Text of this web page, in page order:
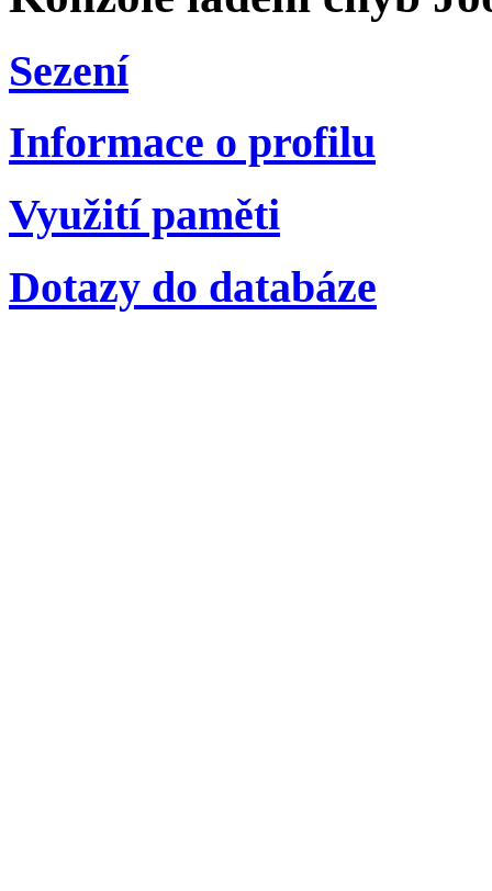
Sezení
Informace o profilu
Využití paměti
Dotazy do databáze